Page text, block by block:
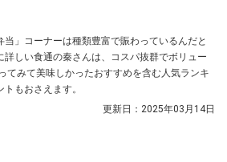
」コーナーは種類豊富で賑わっているんだと
しい食通の秦さんは、コスパ抜群でボリュー
てみて美味しかったおすすめを含む人気ランキ
もおさえます。
更新日： 2025年03月14日